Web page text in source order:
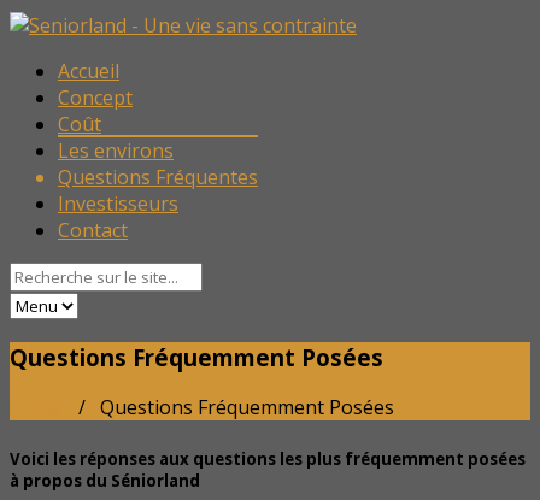
Accueil
Concept
Coût
Les environs
Questions Fréquentes
Investisseurs
Contact
Questions Fréquemment Posées
/ Questions Fréquemment Posées
Voici les réponses aux questions les plus fréquemment posées
à propos du Séniorland